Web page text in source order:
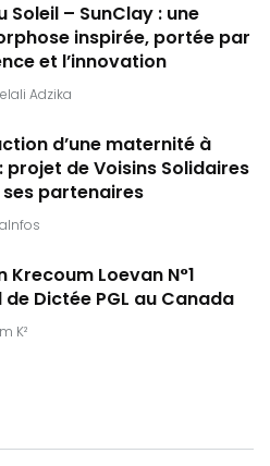
Soleil – SunClay : une
inspirée, portée par
et l’innovation
Adzika
d’une maternité à
projet de Voisins Solidaires
partenaires
Krecoum Loevan N°1
Dictée PGL au Canada
K²